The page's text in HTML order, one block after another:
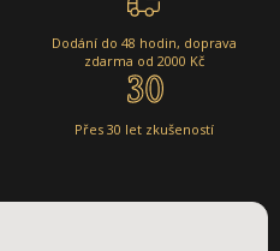
Dodání do 48 hodin, doprava
zdarma od 2000 Kč
Přes 30 let zkušeností